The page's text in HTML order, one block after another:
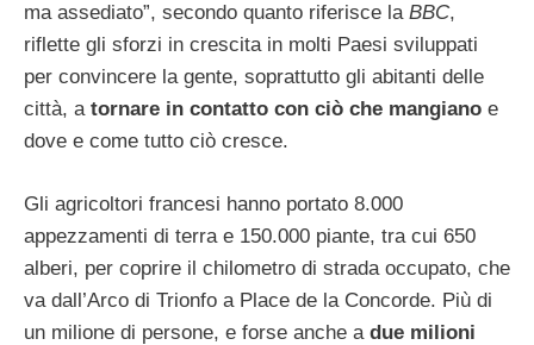
ma assediato”, secondo quanto riferisce la BBC,
riflette gli sforzi in crescita in molti Paesi sviluppati
per convincere la gente, soprattutto gli abitanti delle
città, a tornare in contatto con ciò che mangiano e
dove e come tutto ciò cresce.
Gli agricoltori francesi hanno portato 8.000
appezzamenti di terra e 150.000 piante, tra cui 650
alberi, per coprire il chilometro di strada occupato, che
va dall’Arco di Trionfo a Place de la Concorde. Più di
un milione di persone, e forse anche a due milioni